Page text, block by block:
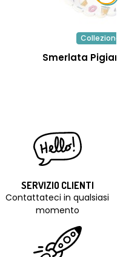
Collezione
Smerlata
SERVIZIO CLIENTI
Contattateci in qualsiasi
momento